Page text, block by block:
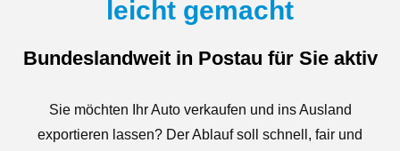
leicht gemacht
Bundeslandweit in Postau für Sie aktiv
Sie möchten Ihr Auto verkaufen und ins Ausland
exportieren lassen? Der Ablauf soll schnell, fair und